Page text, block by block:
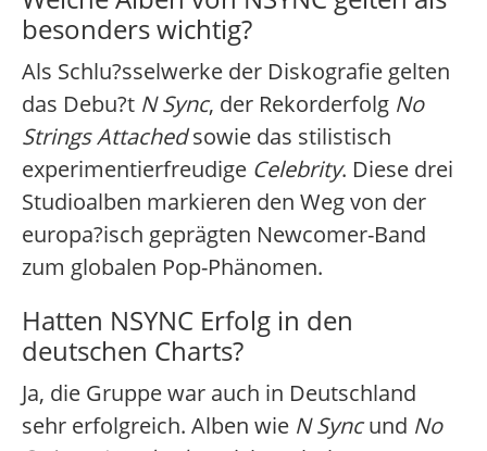
besonders wichtig?
Als Schlu?sselwerke der Diskografie gelten
das Debu?t N Sync, der Rekorderfolg No
Strings Attachedsowie das stilistisch
experimentierfreudige Celebrity. Diese drei
Studioalben markieren den Weg von der
europa?isch geprägten Newcomer-Band
zum globalen Pop-Phänomen.
Hatten NSYNC Erfolg in den
deutschen Charts?
Ja, die Gruppe war auch in Deutschland
sehr erfolgreich. Alben wie N Syncund No